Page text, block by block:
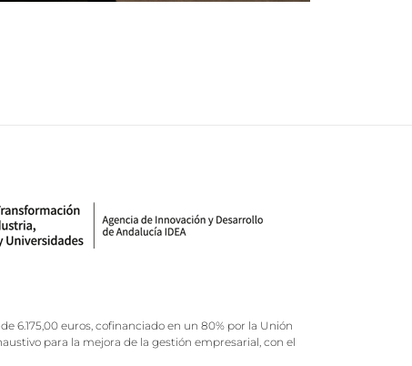
6.175,00 euros, cofinanciado en un 80% por la Unión
para la mejora de la gestión empresarial, con el